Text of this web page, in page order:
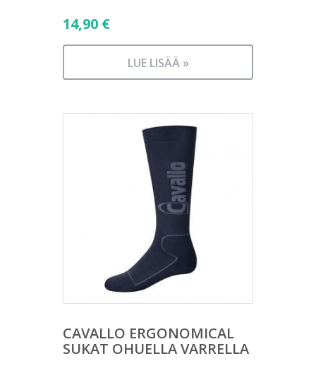
14,90 €
LUE LISÄÄ »
CAVALLO ERGONOMICAL
SUKAT OHUELLA VARRELLA